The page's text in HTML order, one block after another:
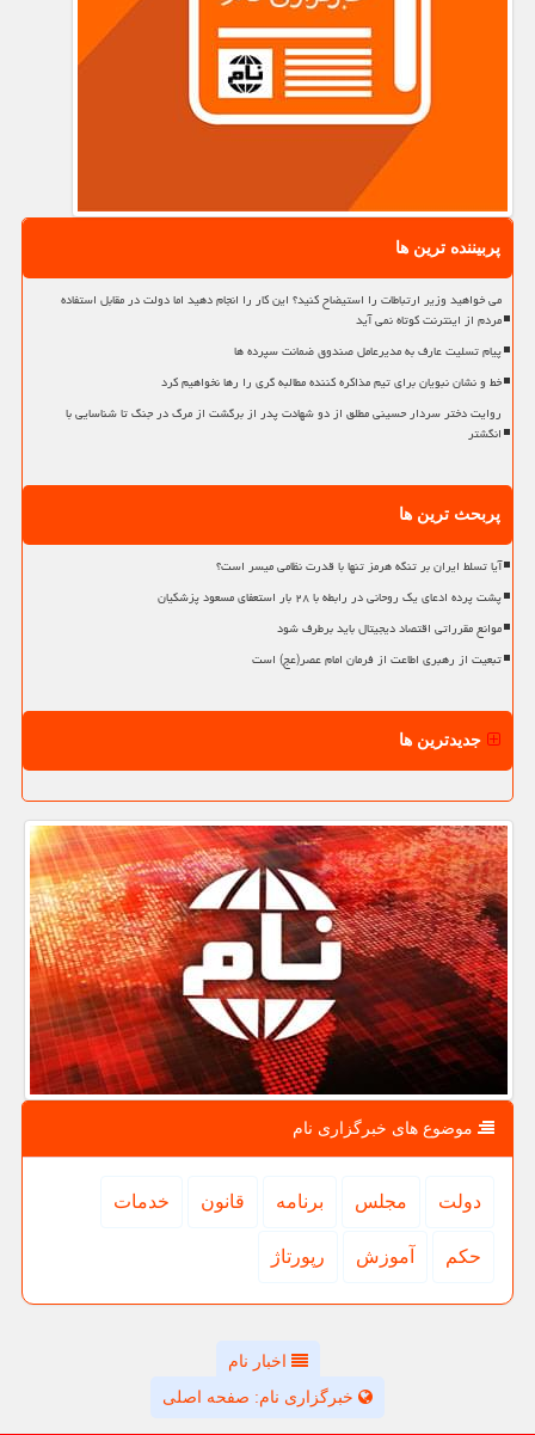
پربیننده ترین ها
می خواهید وزیر ارتباطات را استیضاح کنید؟ این کار را انجام دهید اما دولت در مقابل استفاده
مردم از اینترنت کوتاه نمی آید
پیام تسلیت عارف به مدیرعامل صندوق ضمانت سپرده ها
خط و نشان نبویان برای تیم مذاکره کننده مطالبه گری را رها نخواهیم کرد
روایت دختر سردار حسینی مطلق از دو شهادت پدر از برگشت از مرگ در جنگ تا شناسایی با
انگشتر
پربحث ترین ها
آیا تسلط ایران بر تنگه هرمز تنها با قدرت نظامی میسر است؟
پشت پرده ادعای یک روحانی در رابطه با ۲۸ بار استعفای مسعود پزشکیان
موانع مقرراتی اقتصاد دیجیتال باید برطرف شود
تبعیت از رهبری اطاعت از فرمان امام عصر(عج) است
جدیدترین ها
موضوع های خبرگزاری نام
دولت مجلس برنامه قانون خدمات
حكم آموزش رپورتاژ
اخبار نام
خبرگزاری نام: صفحه اصلی